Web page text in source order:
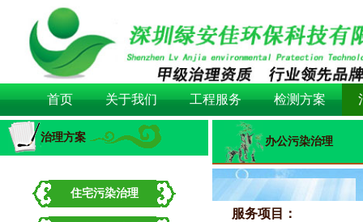
首页 关于我们 工程服务 检测方案
治理方案
住宅污染治理
办公污染治理
服务项目：